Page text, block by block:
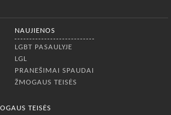
NAUJIENOS
LGBT PASAULYJE
LGL
PRANEŠIMAI SPAUDAI
ŽMOGAUS TEISĖS
TEISĖS